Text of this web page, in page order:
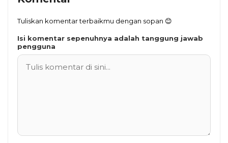
Tuliskan komentar terbaikmu dengan sopan 😊
Isi komentar sepenuhnya adalah tanggung jawab
pengguna